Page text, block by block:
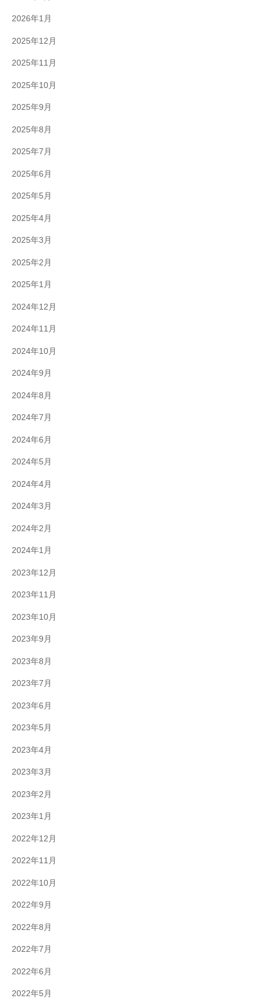
2026年1月
2025年12月
2025年11月
2025年10月
2025年9月
2025年8月
2025年7月
2025年6月
2025年5月
2025年4月
2025年3月
2025年2月
2025年1月
2024年12月
2024年11月
2024年10月
2024年9月
2024年8月
2024年7月
2024年6月
2024年5月
2024年4月
2024年3月
2024年2月
2024年1月
2023年12月
2023年11月
2023年10月
2023年9月
2023年8月
2023年7月
2023年6月
2023年5月
2023年4月
2023年3月
2023年2月
2023年1月
2022年12月
2022年11月
2022年10月
2022年9月
2022年8月
2022年7月
2022年6月
2022年5月